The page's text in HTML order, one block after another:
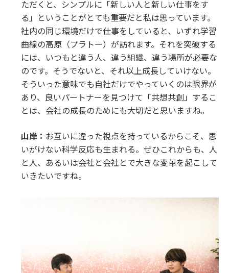
ただくと、シンプルに「新しい人と新しい仕事をす
る」ということがとても重要だと私は思っています。
社内の同じ環境だけで仕事をしていると、いずれ学習
曲線の高原（プラトー）が訪れます。それを突破する
には、いつもと違う人、違う組織、違う場所が必要な
のです。そうでないと、それ以上成長していけない。
そういった意味でも自社だけでやっていくのは限界が
あり、良いパートナーを見つけて「共想共創」するこ
とは、会社の成長のためにも大切だと思いますね。
山岸： お互いに違った視点を持っているからこそ、思
いがけない科学反応も生まれる。ぜひこれからも、人
と人、あるいは会社と会社とで大きな変革を起こして
いきたいですね。